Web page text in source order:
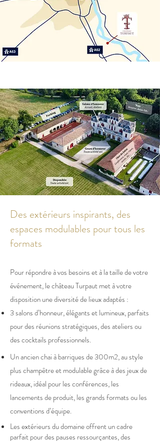
Des extérieurs inspirants, des
espaces modulables pour tous les
formats
Pour répondre à vos besoins et à la taille de votre
événement, le château Turpaut met à votre
disposition une diversité de lieux adaptés :
3 salons d’honneur, élégants et lumineux, parfaits
pour des réunions stratégiques, des ateliers ou
des cocktails professionnels.
Un ancien chai à barriques de 300m2, au style
plus champêtre et modulable grâce à des jeux de
rideaux, idéal pour les conférences, les
lancements de produit, les grands formats ou les
conventions d’équipe.
Les extérieurs du domaine offrent un cadre
parfait pour des pauses ressourçantes, des